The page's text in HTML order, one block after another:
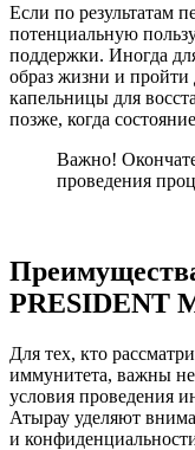
Если по результатам
потенциальную
поддержки. Иногда
образ жизни и пройти
капельницы для
позже, когда
Важно!
проведения
PRESIDENT
Для тех, кто
иммунитета, важны не
условия проведения
Атырау уделяют
и